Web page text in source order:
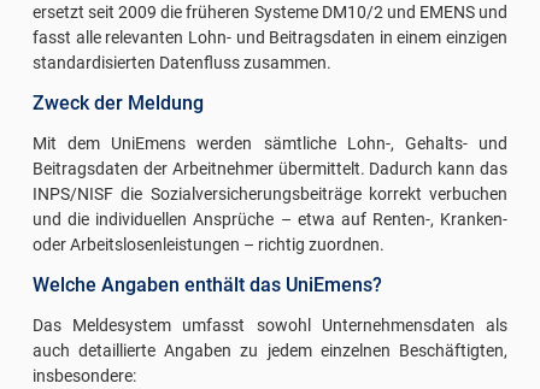
ersetzt seit 2009 die früheren Systeme DM10/2 und EMENS und
fasst alle relevanten Lohn- und Beitragsdaten in einem einzigen
standardisierten Datenfluss zusammen.
Zweck der Meldung
Mit dem UniEmens werden sämtliche Lohn-, Gehalts- und
Beitragsdaten der Arbeitnehmer übermittelt. Dadurch kann das
INPS/NISF die Sozialversicherungsbeiträge korrekt verbuchen
und die individuellen Ansprüche – etwa auf Renten-, Kranken-
oder Arbeitslosenleistungen – richtig zuordnen.
Welche Angaben enthält das UniEmens?
Das Meldesystem umfasst sowohl Unternehmensdaten als
auch detaillierte Angaben zu jedem einzelnen Beschäftigten,
insbesondere: